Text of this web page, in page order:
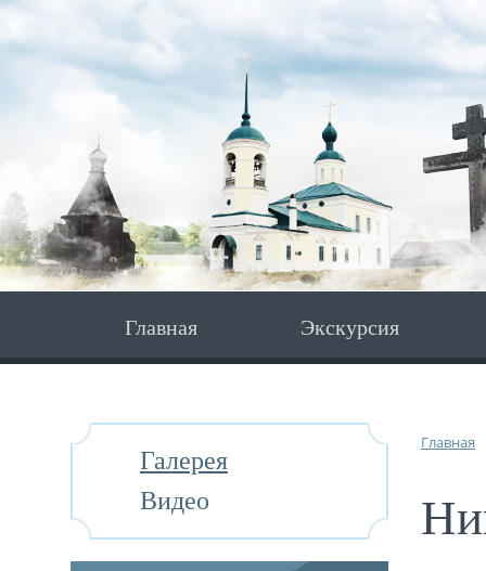
Главная Экскурсия
Галерея
Видео
Главная